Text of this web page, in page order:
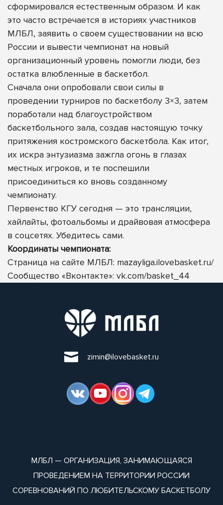
сформировался естественным образом. И как
это часто встречается в историях участников
МЛБЛ, заявить о своем существовании на всю
России и вывести чемпионат на новый
организационный уровень помогли люди, без
остатка влюбленные в баскетбол.
Сначала они опробовали свои силы в
проведении турниров по баскетболу 3×3, затем
поработали над благоустройством
баскетбольного зала, создав настоящую точку
притяжения костромского баскетбола. Как итог,
их искра энтузиазма зажгла огонь в глазах
местных игроков, и те поспешили
присоединиться ко вновь созданному
чемпионату.
Первенство КГУ сегодня — это трансляции,
хайлайты, фотоальбомы и драйвовая атмосфера
в соцсетях. Убедитесь сами.
Координаты чемпионата:
Страница на сайте МЛБЛ: mazayliga.ilovebasket.ru/
Сообщество «Вконтакте»: vk.com/basket_44
zimin@ilovebasket.ru
МЛБЛ — ОРГАНИЗАЦИЯ, ЗАНИМАЮЩАЯСЯ
ПРОВЕДЕНИЕМ НА ТЕРРИТОРИИ РОССИИ
СОРЕВНОВАНИЙ ПО ЛЮБИТЕЛЬСКОМУ БАСКЕТБОЛУ